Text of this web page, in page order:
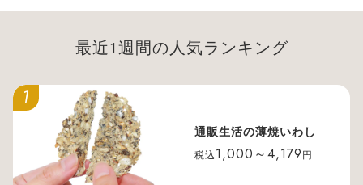
最近1週間の人気ランキング
1
通販生活の薄焼いわし
税込 1,000～4,179 円